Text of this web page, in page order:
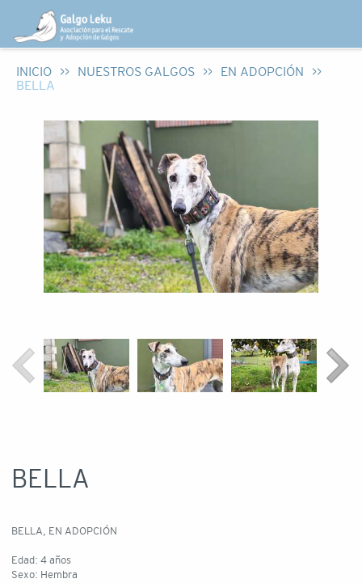
INICIO >> NUESTROS GALGOS >> EN ADOPCIÓN
>>
BELLA
BELLA
BELLA, EN ADOPCIÓN
Edad: 4 años
Sexo: Hembra